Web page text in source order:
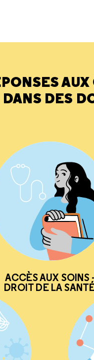
DANS DES
ACCÈS AUX SOINS -
DROIT DE LA